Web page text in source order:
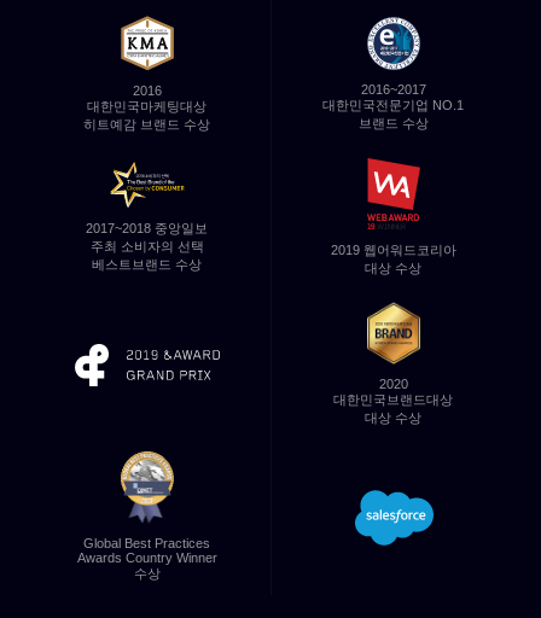
2016
대한민국마케팅대상
히트예감 브랜드 수상
2016~2017
대한민국전문기업 NO.1
브랜드 수상
2017~2018 중앙일보
주최 소비자의 선택
베스트브랜드 수상
2019 웹어워드코리아
대상 수상
2020
대한민국브랜드대상
대상 수상
Global Best Practices
Awards Country Winner
수상
salesforce